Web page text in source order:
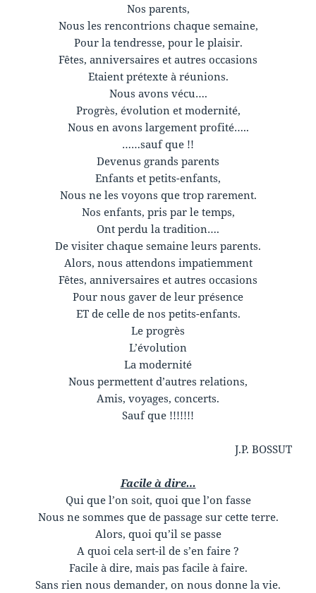
Nos parents,
Nous les rencontrions chaque semaine,
Pour la tendresse, pour le plaisir.
Fêtes, anniversaires et autres occasions
Etaient prétexte à réunions.
Nous avons vécu….
Progrès, évolution et modernité,
Nous en avons largement profité…..
……sauf que !!
Devenus grands parents
Enfants et petits-enfants,
Nous ne les voyons que trop rarement.
Nos enfants, pris par le temps,
Ont perdu la tradition….
De visiter chaque semaine leurs parents.
Alors, nous attendons impatiemment
Fêtes, anniversaires et autres occasions
Pour nous gaver de leur présence
ET de celle de nos petits-enfants.
Le progrès
L’évolution
La modernité
Nous permettent d’autres relations,
Amis, voyages, concerts.
Sauf que !!!!!!!
J.P. BOSSUT
Facile à dire…
Qui que l’on soit, quoi que l’on fasse
Nous ne sommes que de passage sur cette terre.
Alors, quoi qu’il se passe
A quoi cela sert-il de s’en faire ?
Facile à dire, mais pas facile à faire.
Sans rien nous demander, on nous donne la vie.